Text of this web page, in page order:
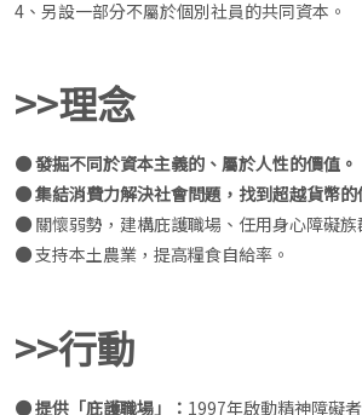
4、另設一部分不屬於個別社員的共同資本。
>>理念
● 發掘不同於資本主義的、屬於人性的價值。
● 集結消費力解決社會問題，找到超越貨幣的
● 關懷弱勢，建構庇護職場、任用身心障礙族
●支持本土農業，提高糧食自給率。
>>行動
● 提供「庇護職場」： 1997年啟動精神障礙